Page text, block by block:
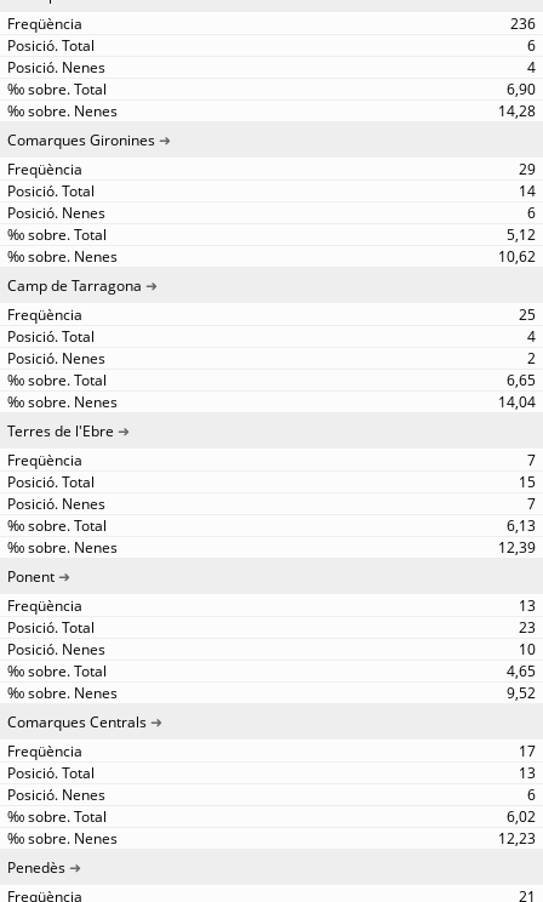
236
6
4
6,90
14,28
Comarques Gironines
29
14
6
5,12
10,62
Camp de Tarragona
25
4
2
6,65
14,04
Terres de l'Ebre
7
15
7
6,13
12,39
Ponent
13
23
10
4,65
9,52
Comarques Centrals
17
13
6
6,02
12,23
Penedès
21